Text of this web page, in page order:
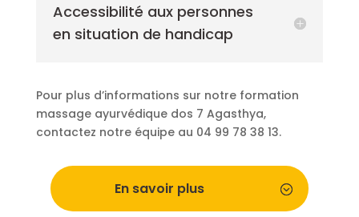
Accessibilité aux personnes
en situation de handicap
Pour plus d’informations sur notre formation
massage ayurvédique dos 7 Agasthya,
contactez notre équipe au 04 99 78 38 13.
En savoir plus